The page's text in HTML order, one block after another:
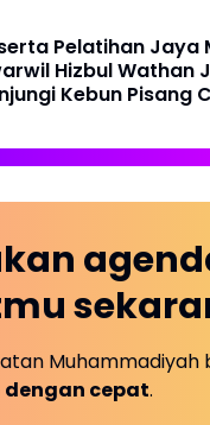
Pelatihan Jaya
Hizbul Wathan
Kebun Pisang
Muhammadiyah
dengan cepat.